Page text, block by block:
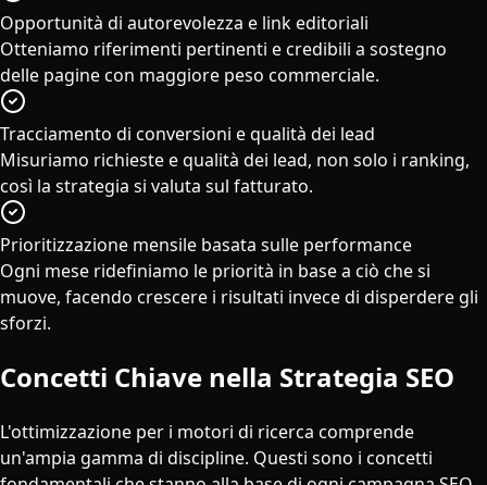
Opportunità di autorevolezza e link editoriali
Otteniamo riferimenti pertinenti e credibili a sostegno
delle pagine con maggiore peso commerciale.
Tracciamento di conversioni e qualità dei lead
Misuriamo richieste e qualità dei lead, non solo i ranking,
così la strategia si valuta sul fatturato.
Prioritizzazione mensile basata sulle performance
Ogni mese ridefiniamo le priorità in base a ciò che si
muove, facendo crescere i risultati invece di disperdere gli
sforzi.
Concetti Chiave nella Strategia SEO
L'ottimizzazione per i motori di ricerca comprende
un'ampia gamma di discipline. Questi sono i concetti